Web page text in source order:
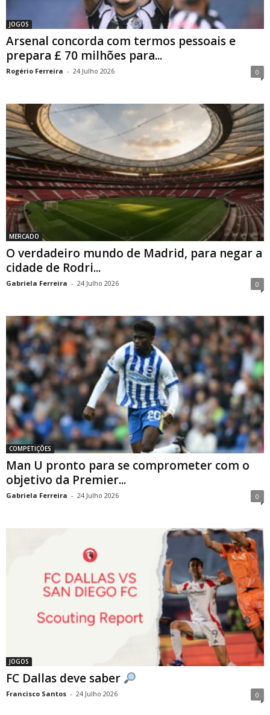
JOGOS
Arsenal concorda com termos pessoais e
prepara £ 70 milhões para...
Rogério Ferreira - 24 Julho 2026 0
MERCADO
O verdadeiro mundo de Madrid, para negar a
cidade de Rodri...
Gabriela Ferreira - 24 Julho 2026 0
COMPETIÇÕES
Man U pronto para se comprometer com o
objetivo da Premier...
Gabriela Ferreira - 24 Julho 2026 0
JOGOS
FC Dallas deve saber
Francisco Santos - 24 Julho 2026 0